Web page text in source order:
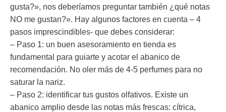
gusta?», nos deberíamos preguntar también ¿qué notas
NO me gustan?». Hay algunos factores en cuenta – 4
pasos imprescindibles- que debes considerar:
– Paso 1: un buen asesoramiento en tienda es
fundamental para guiarte y acotar el abanico de
recomendación. No oler más de 4-5 perfumes para no
saturar la nariz.
– Paso 2: identificar tus gustos olfativos. Existe un
abanico amplio desde las notas más frescas: cítrica,